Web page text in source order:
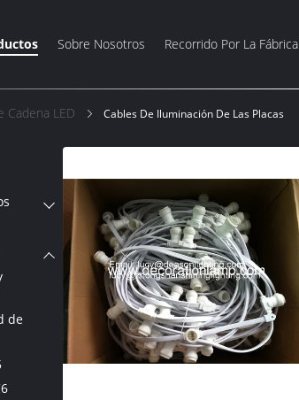
Sobre Nosotros Recorrido Por La Fábrica
Cadena LED Cables De Iluminación De Las Placas
de